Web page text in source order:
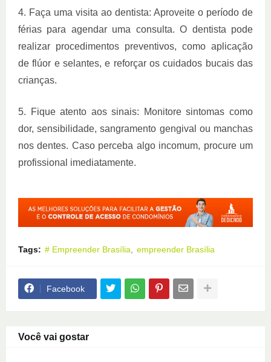
4. Faça uma visita ao dentista: Aproveite o período de
férias para agendar uma consulta. O dentista pode
realizar procedimentos preventivos, como aplicação
de flúor e selantes, e reforçar os cuidados bucais das
crianças.
5.
Fique atento aos sinais: Monitore sintomas como
dor, sensibilidade, sangramento gengival ou manchas
nos dentes. Caso perceba algo incomum, procure um
profissional imediatamente.
Tags: # Empreender Brasília empreender Brasília
Facebook
Você vai gostar